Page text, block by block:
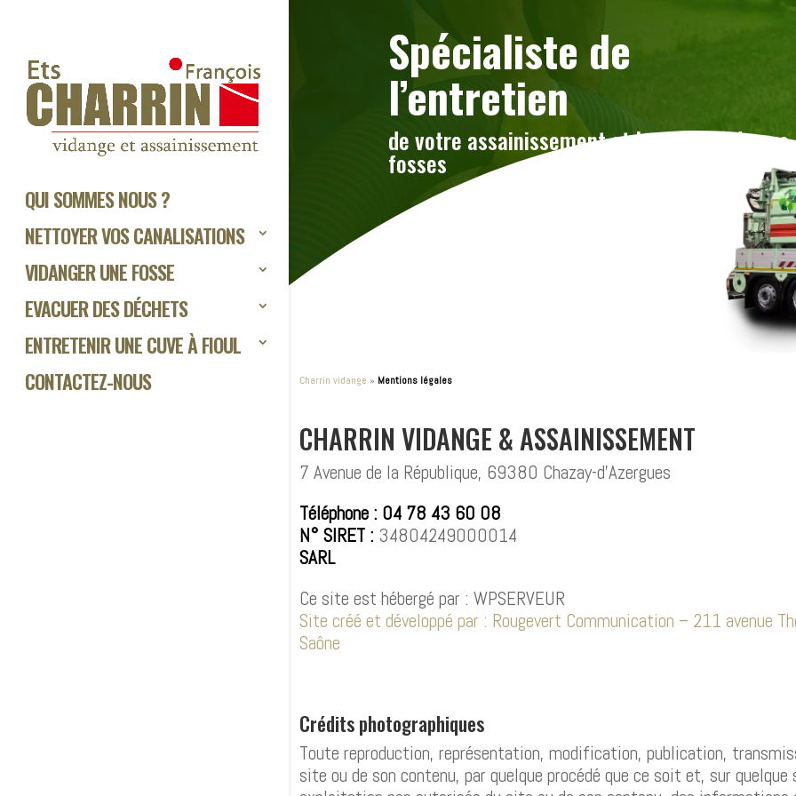
QUI SOMMES NOUS ?
NETTOYER VOS CANALISATIONS
VIDANGER UNE FOSSE
EVACUER DES DÉCHETS
ENTRETENIR UNE CUVE À FIOUL
CONTACTEZ-NOUS
Spécialiste de
l’entretien
de votre assainissement et la vidange de vos
fosses
Charrin vidange » Mentions légales
CHARRIN VIDANGE & ASSAINISSEMENT
7 Avenue de la République, 69380 Chazay-d’Azergues
Téléphone : 04 78 43 60 08
N° SIRET : 34804249000014
SARL
Ce site est hébergé par : WPSERVEUR
Site créé et développé par : Rougevert Communication – 211 avenue
Saône
Crédits photographiques
Toute reproduction, représentation, modification, publication,
site ou de son contenu, par quelque procédé que ce soit et, sur